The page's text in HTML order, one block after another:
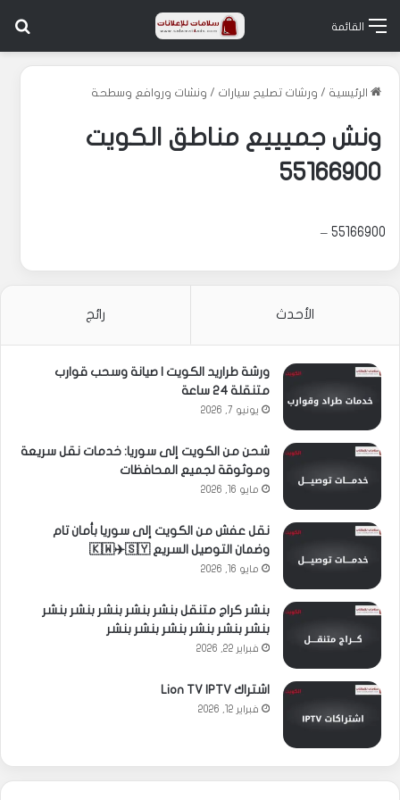
القائمة
الرئيسية / ورشات تصليح سيارات / ونشات وروافع وسطحة
ونش جميييع مناطق الكويت
55166900
55166900 –
الأحدث رائج
ورشة طراريد الكويت | صيانة وسحب قوارب
متنقلة 24 ساعة
يونيو 7, 2026
شحن من الكويت إلى سوريا: خدمات نقل سريعة
وموثوقة لجميع المحافظات
مايو 16, 2026
نقل عفش من الكويت إلى سوريا بأمان تام
وضمان التوصيل السريع 🇰🇼✈️🇸🇾
مايو 16, 2026
بنشر كراج متنقل بنشر بنشر بنشر بنشر بنشر
بنشر بنشر بنشر بنشر بنشر بنشر
فبراير 22, 2026
اشتراك Lion TV IPTV
فبراير 12, 2026